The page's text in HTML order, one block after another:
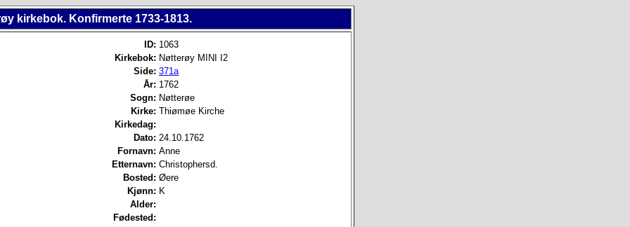
kirkebok. Konfirmerte 1733-1813.
ID: 1063
Kirkebok: Nøtterøy MINI I2
Side: 371a
År: 1762
Sogn: Nøtterøe
Kirke: Thiømøe Kirche
Kirkedag:
Dato: 24.10.1762
Fornavn: Anne
Etternavn: Christophersd.
Bosted: Øere
Kjønn: K
Alder:
Fødested: